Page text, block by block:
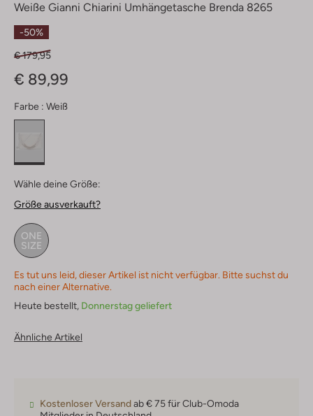
Weiße Gianni Chiarini Umhängetasche Brenda 8265
-50%
€ 179,95
€ 89,99
Farbe : Weiß
Wähle deine Größe:
Größe ausverkauft?
ONE
SIZE
Es tut uns leid, dieser Artikel ist nicht verfügbar. Bitte suchst du
nach einer Alternative.
Heute bestellt, Donnerstag geliefert
Ähnliche Artikel
Kostenloser Versandab € 75 für Club-Omoda